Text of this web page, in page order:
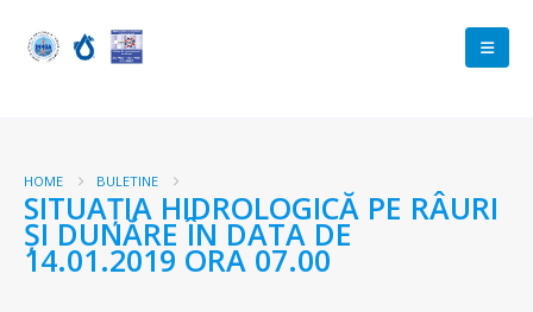
HOME BULETINE
SITUAŢIA HIDROLOGICĂ PE RÂURI
ŞI DUNĂRE ÎN DATA DE
14.01.2019 ORA 07.00